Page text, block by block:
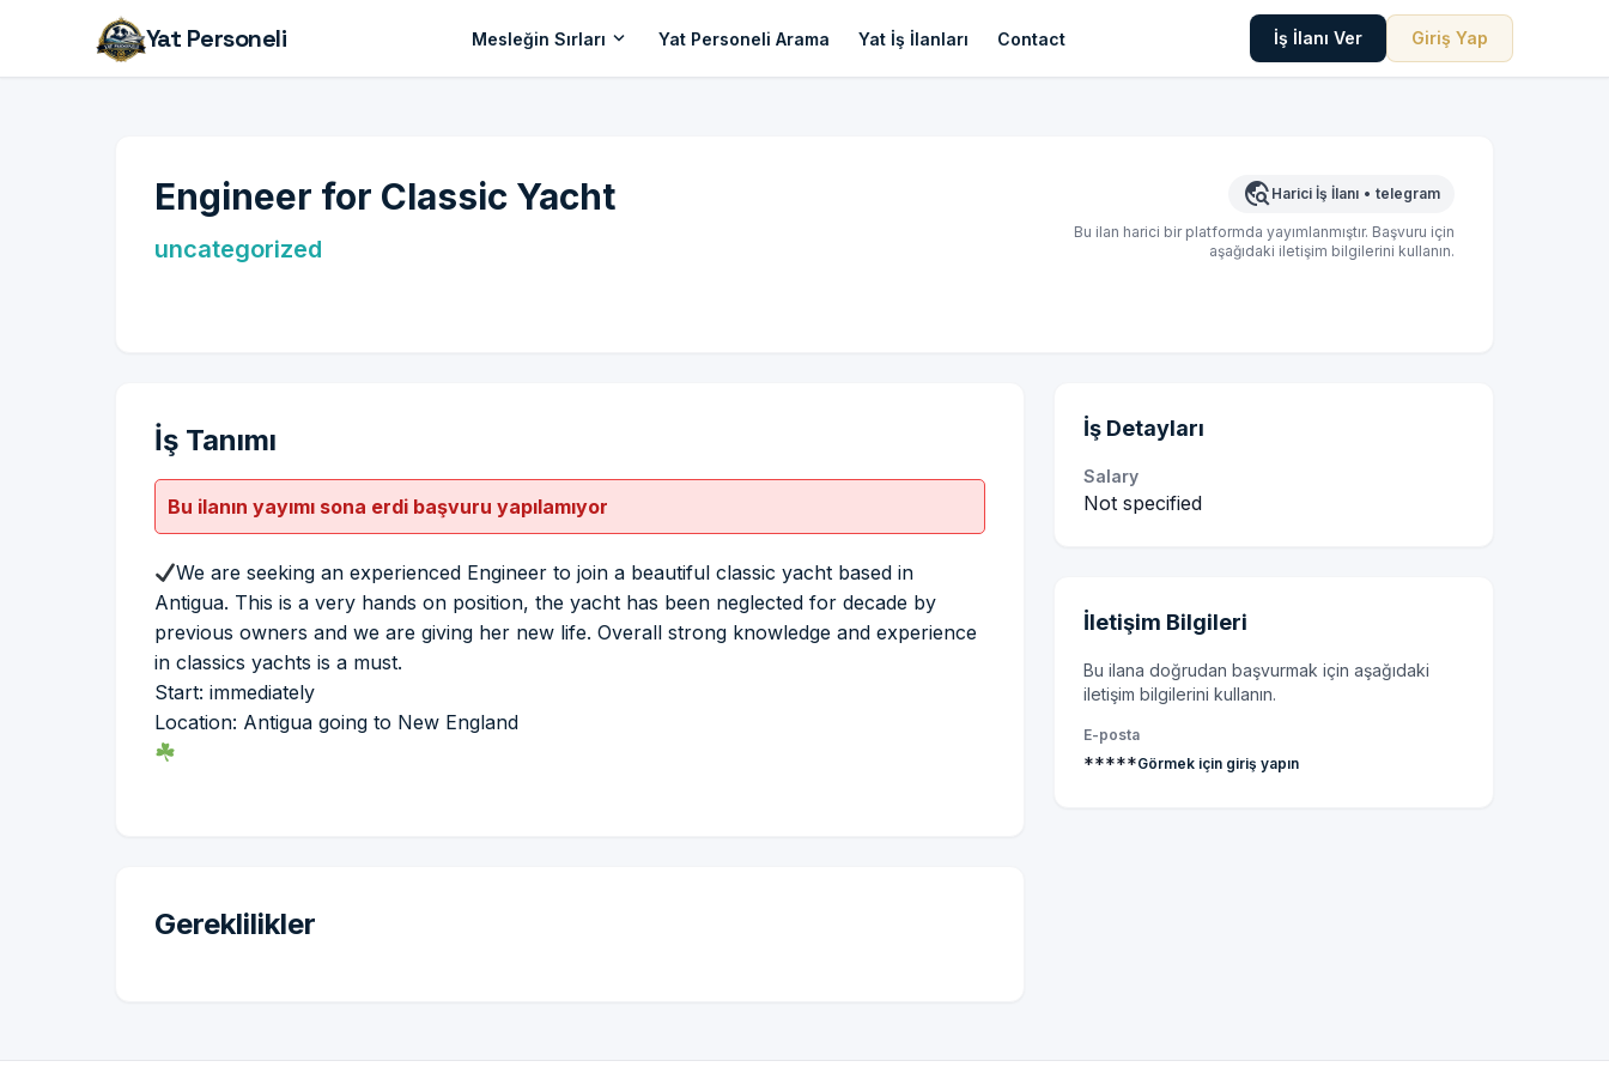
Yat Personeli Mesleğin Sırları expand_more Yat Personeli Arama Yat İş İlanları Contact İş İlanı Ver Giriş Yap
Engineer for Classic Yacht
uncategorized
travel_explore Harici İş İlanı • telegram
Bu ilan harici bir platformda yayımlanmıştır. Başvuru için
aşağıdaki iletişim bilgilerini kullanın.
İş Tanımı
Bu ilanın yayımı sona erdi başvuru yapılamıyor
We are seeking an experienced Engineer to join a beautiful classic yacht based in
Antigua. This is a very hands on position, the yacht has been neglected for decade by
previous owners and we are giving her new life. Overall strong knowledge and experience
in classics yachts is a must.
Start: immediately
Location: Antigua going to New England
Gereklilikler
İş Detayları
Salary
Not specified
İletişim Bilgileri
Bu ilana doğrudan başvurmak için aşağıdaki
iletişim bilgilerini kullanın.
E-posta
*****Görmek için giriş yapın